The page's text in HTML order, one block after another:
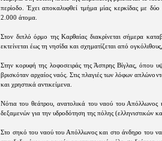
περίοδο. Έχει αποκαλυφθεί τμήμα μίας κερκίδας με
2.000 άτομα.
Στον διπλό όρμο της Καρθαίας διακρίνεται σήμερα
εκτείνεται έως τη νησίδα και σχηματίζεται από
Στην κορυφή της λοφοσειράς της Άσπρης Βίγλας, όπου
βρισκόταν αρχαίος ναός. Στις πλαγιές των λόφων
και χρηστικά αντικείμενα.
Νότια του θεάτρου, ανατολικά του ναού του
δεξαμενών για την υδροδότηση της πόλης (ελληνιστικών
Στο σηκό του ναού του Απόλλωνος και στο άνδηρο του